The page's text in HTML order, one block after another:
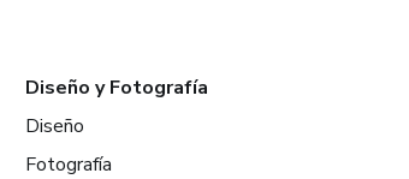
Diseño y Fotografía
Diseño
Fotografía